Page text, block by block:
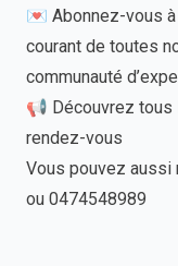
💌 Abonnez-vous
courant de toutes
communauté
📢 Découvrez tous
rendez-vous
Vous pouvez aussi
ou 0474548989